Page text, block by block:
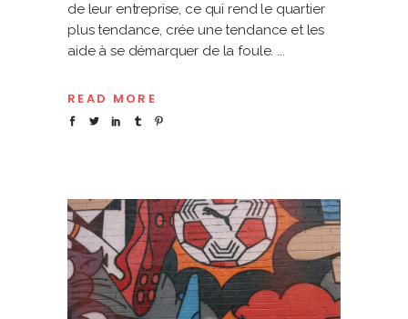
de leur entreprise, ce qui rend le quartier
plus tendance, crée une tendance et les
aide à se démarquer de la foule.
READ MORE